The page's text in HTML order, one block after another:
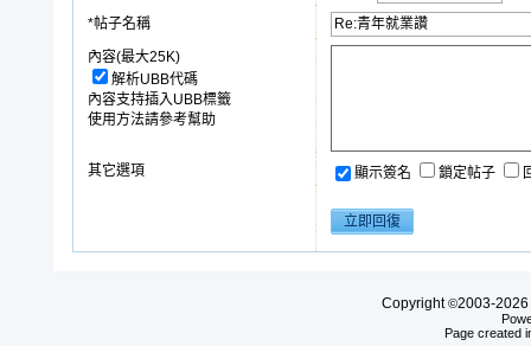
*帖子名稱
內容(最大25K)
解析UBB代碼
內容支持插入UBB標籤
使用方法請參考幫助
其它選項 顯示簽名 鎖定帖子
Copyright©2003-2026
Page created